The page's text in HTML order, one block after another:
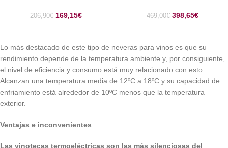
206,90€ 169,15€ 469,00€ 398,65€
Lo más destacado de este tipo de neveras para vinos es que su
rendimiento depende de la temperatura ambiente y, por consiguiente,
el nivel de eficiencia y consumo está muy relacionado con esto.
Alcanzan una temperatura media de 12ºC a 18ºC y su capacidad de
enfriamiento está alrededor de 10ºC menos que la temperatura
exterior.
Ventajas e inconvenientes
Las vinotecas termoeléctricas son las más silenciosas del